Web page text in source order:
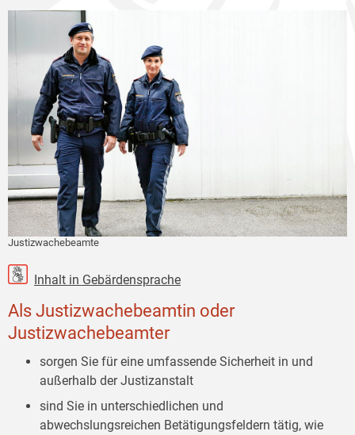
Justizwachebeamte
Inhalt in Gebärdensprache
Als Justizwachebeamtin oder
Justizwachebeamter
sorgen Sie für eine umfassende Sicherheit in und
außerhalb der Justizanstalt
sind Sie in unterschiedlichen und
abwechslungsreichen Betätigungsfeldern tätig, wie